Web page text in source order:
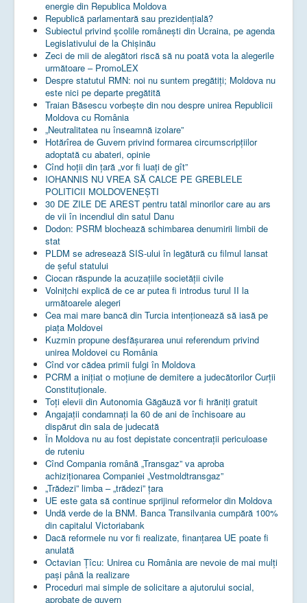
energie din Republica Moldova
Republică parlamentară sau prezidențială?
Subiectul privind şcolile româneşti din Ucraina, pe agenda
Legislativului de la Chişinău
Zeci de mii de alegători riscă să nu poată vota la alegerile
următoare – PromoLEX
Despre statutul RMN: noi nu suntem pregătiți; Moldova nu
este nici pe departe pregătită
Traian Băsescu vorbește din nou despre unirea Republicii
Moldova cu România
„Neutralitatea nu înseamnă izolare”
Hotărîrea de Guvern privind formarea circumscripțiilor
adoptată cu abateri, opinie
Cînd hoții din țară „vor fi luați de gît”
IOHANNIS NU VREA SĂ CALCE PE GREBLELE
POLITICII MOLDOVENEȘTI
30 DE ZILE DE AREST pentru tatăl minorilor care au ars
de vii în incendiul din satul Danu
Dodon: PSRM blochează schimbarea denumirii limbii de
stat
PLDM se adresează SIS-ului în legătură cu filmul lansat
de șeful statului
Ciocan răspunde la acuzațiile societății civile
Volnițchi explică de ce ar putea fi introdus turul II la
următoarele alegeri
Cea mai mare bancă din Turcia intenționează să iasă pe
piața Moldovei
Kuzmin propune desfășurarea unui referendum privind
unirea Moldovei cu România
Cînd vor cădea primii fulgi în Moldova
PCRM a iniţiat o moţiune de demitere a judecătorilor Curţii
Constituţionale.
Toţi elevii din Autonomia Găgăuză vor fi hrăniţi gratuit
Angajații condamnați la 60 de ani de închisoare au
dispărut din sala de judecată
În Moldova nu au fost depistate concentrații periculoase
de ruteniu
Cînd Compania română „Transgaz” va aproba
achiziționarea Companiei „Vestmoldtransgaz”
„Trădezi” limba – „trădezi” țara
UE este gata să continue sprijinul reformelor din Moldova
Undă verde de la BNM. Banca Transilvania cumpără 100%
din capitalul Victoriabank
Dacă reformele nu vor fi realizate, finanţarea UE poate fi
anulată
Octavian Țîcu: Unirea cu România are nevoie de mai mulți
pași până la realizare
Proceduri mai simple de solicitare a ajutorului social,
aprobate de guvern